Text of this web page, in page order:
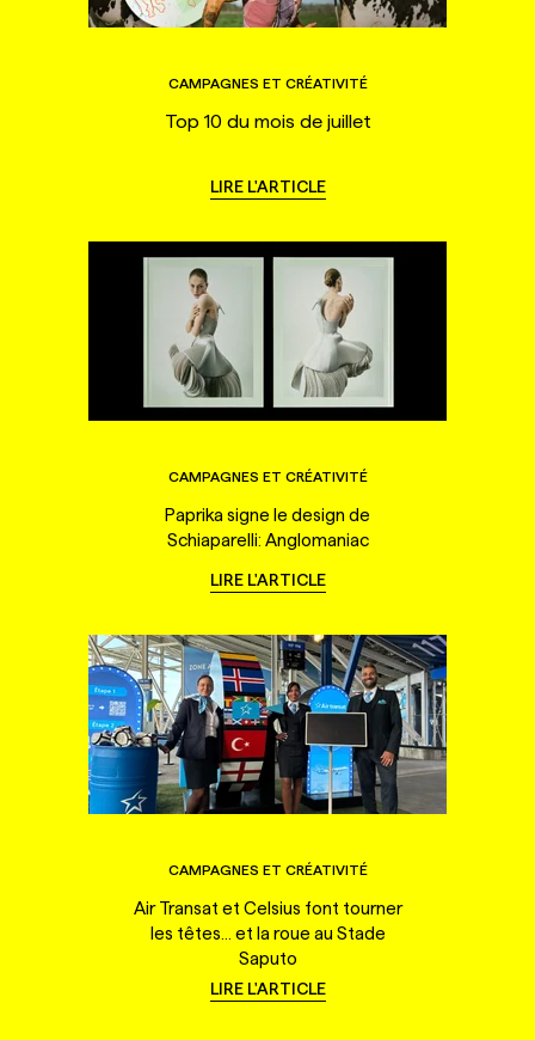
CAMPAGNES ET CRÉATIVITÉ
Top 10 du mois de juillet
LIRE L'ARTICLE
CAMPAGNES ET CRÉATIVITÉ
Paprika signe le design de
Schiaparelli: Anglomaniac
LIRE L'ARTICLE
CAMPAGNES ET CRÉATIVITÉ
Air Transat et Celsius font tourner
les têtes... et la roue au Stade
Saputo
LIRE L'ARTICLE